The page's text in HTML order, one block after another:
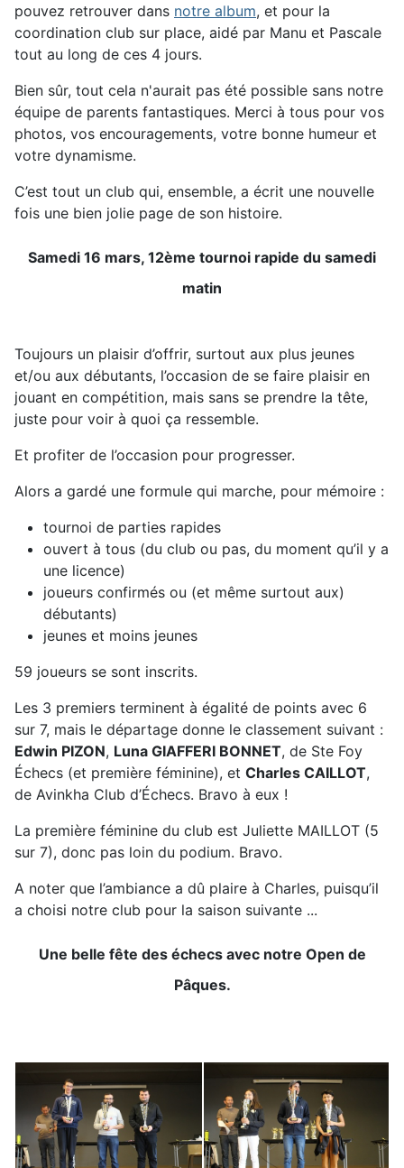
pouvez retrouver dans notre album, et pour la
coordination club sur place, aidé par Manu et Pascale
tout au long de ces 4 jours.
Bien sûr, tout cela n'aurait pas été possible sans notre
équipe de parents fantastiques. Merci à tous pour vos
photos, vos encouragements, votre bonne humeur et
votre dynamisme.
C’est tout un club qui, ensemble, a écrit une nouvelle
fois une bien jolie page de son histoire.
Samedi 16 mars, 12ème tournoi rapide du samedi
matin
Toujours un plaisir d’offrir, surtout aux plus jeunes
et/ou aux débutants, l’occasion de se faire plaisir en
jouant en compétition, mais sans se prendre la tête,
juste pour voir à quoi ça ressemble.
Et profiter de l’occasion pour progresser.
Alors a gardé une formule qui marche, pour mémoire :
tournoi de parties rapides
ouvert à tous (du club ou pas, du moment qu’il y a
une licence)
joueurs confirmés ou (et même surtout aux)
débutants)
jeunes et moins jeunes
59 joueurs se sont inscrits.
Les 3 premiers terminent à égalité de points avec 6
sur 7, mais le départage donne le classement suivant :
Edwin PIZON, Luna GIAFFERI BONNET, de Ste Foy
Échecs (et première féminine), et Charles CAILLOT,
de Avinkha Club d’Échecs. Bravo à eux !
La première féminine du club est Juliette MAILLOT (5
sur 7), donc pas loin du podium. Bravo.
A noter que l’ambiance a dû plaire à Charles, puisqu’il
a choisi notre club pour la saison suivante ...
Une belle fête des échecs avec notre Open de
Pâques.